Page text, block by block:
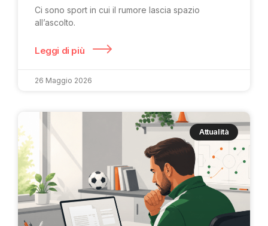
Ci sono sport in cui il rumore lascia spazio
all’ascolto.
Leggi di più
26 Maggio 2026
Attualità